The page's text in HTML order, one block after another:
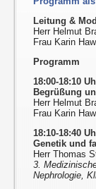
Leitung &
Herr Helmut
Frau Karin
Programm
18:00-18:10
Begrüßung
Herr Helmut
Frau Karin
18:10-18:40
Genetik und
Herr Thomas
3.
Nephrologie,